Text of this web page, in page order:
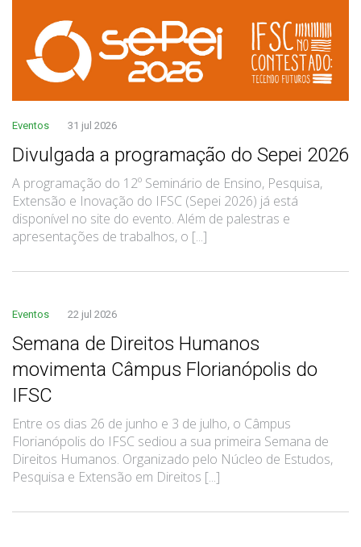
Eventos 31 jul 2026
Divulgada a programação do Sepei 2026
A programação do 12º Seminário de Ensino, Pesquisa,
Extensão e Inovação do IFSC (Sepei 2026) já está
disponível no site do evento. Além de palestras e
apresentações de trabalhos, o [...]
Eventos 22 jul 2026
Semana de Direitos Humanos
movimenta Câmpus Florianópolis do
IFSC
Entre os dias 26 de junho e 3 de julho, o Câmpus
Florianópolis do IFSC sediou a sua primeira Semana de
Direitos Humanos. Organizado pelo Núcleo de Estudos,
Pesquisa e Extensão em Direitos [...]